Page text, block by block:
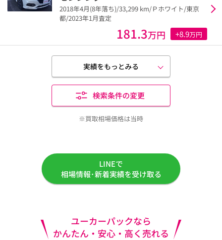
2018年4月(8年落ち)/33,299 km/Ｐホワイト/東京
都/2023年1月査定
181.3万円 +8.9万円
実績をもっとみる
検索条件の変更
※買取相場価格は当時
LINEで
相場情報･新着実績を受け取る
ユーカーパックなら
かんたん・安心・高く売れる